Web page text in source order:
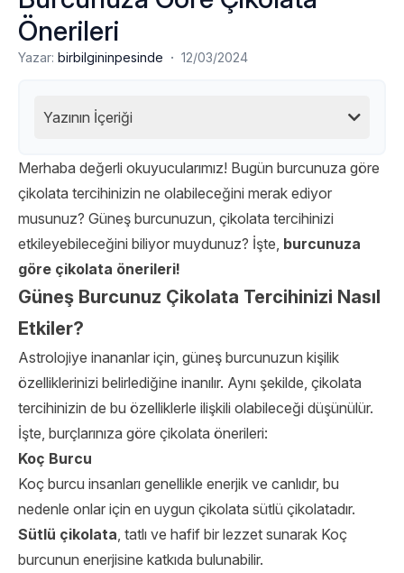
Önerileri
Yazar: birbilgininpesinde · 12/03/2024
Yazının İçeriği
Merhaba değerli okuyucularımız! Bugün burcunuza göre
çikolata tercihinizin ne olabileceğini merak ediyor
musunuz? Güneş burcunuzun, çikolata tercihinizi
etkileyebileceğini biliyor muydunuz? İşte, burcunuza
göre çikolata önerileri!
Güneş Burcunuz Çikolata Tercihinizi Nasıl
Etkiler?
Astrolojiye inananlar için, güneş burcunuzun kişilik
özelliklerinizi belirlediğine inanılır. Aynı şekilde, çikolata
tercihinizin de bu özelliklerle ilişkili olabileceği düşünülür.
İşte, burçlarınıza göre çikolata önerileri:
Koç Burcu
Koç burcu insanları genellikle enerjik ve canlıdır, bu
nedenle onlar için en uygun çikolata sütlü çikolatadır.
Sütlü çikolata, tatlı ve hafif bir lezzet sunarak Koç
burcunun enerjisine katkıda bulunabilir.